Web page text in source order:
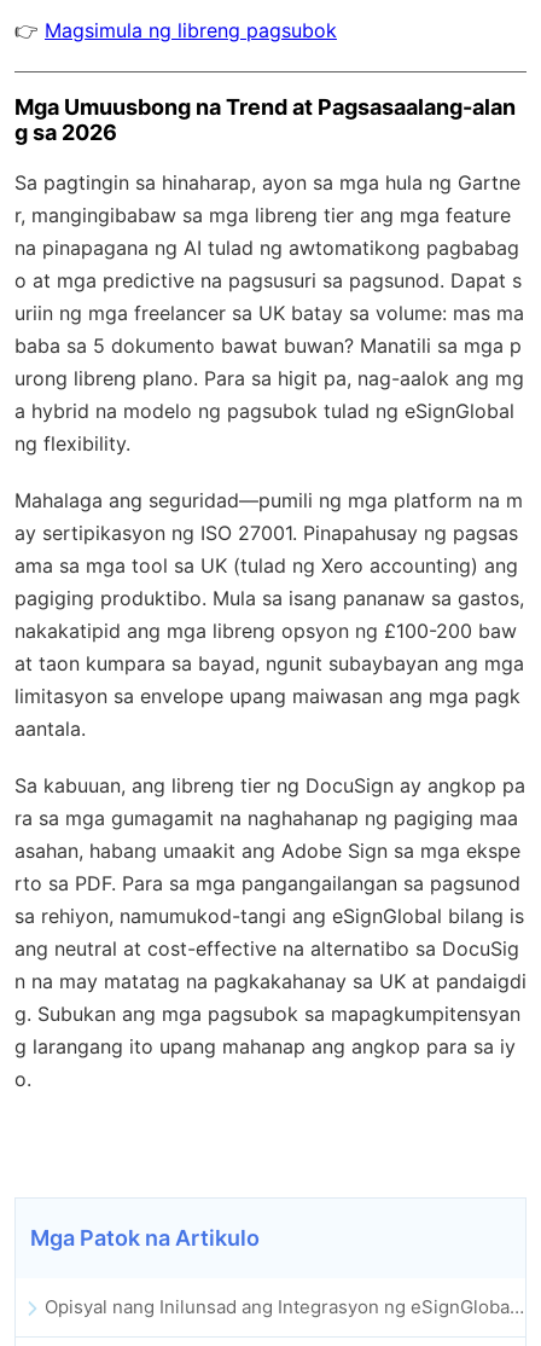
👉 Magsimula ng libreng pagsubok
Mga Umuusbong na Trend at Pagsasaalang-alan
g sa 2026
Sa pagtingin sa hinaharap, ayon sa mga hula ng Gartne
r, mangingibabaw sa mga libreng tier ang mga feature
na pinapagana ng AI tulad ng awtomatikong pagbabag
o at mga predictive na pagsusuri sa pagsunod. Dapat s
uriin ng mga freelancer sa UK batay sa volume: mas ma
baba sa 5 dokumento bawat buwan? Manatili sa mga p
urong libreng plano. Para sa higit pa, nag-aalok ang mg
a hybrid na modelo ng pagsubok tulad ng eSignGlobal
ng flexibility.
Mahalaga ang seguridad—pumili ng mga platform na m
ay sertipikasyon ng ISO 27001. Pinapahusay ng pagsas
ama sa mga tool sa UK (tulad ng Xero accounting) ang
pagiging produktibo. Mula sa isang pananaw sa gastos,
nakakatipid ang mga libreng opsyon ng £100-200 baw
at taon kumpara sa bayad, ngunit subaybayan ang mga
limitasyon sa envelope upang maiwasan ang mga pagk
aantala.
Sa kabuuan, ang libreng tier ng DocuSign ay angkop pa
ra sa mga gumagamit na naghahanap ng pagiging maa
asahan, habang umaakit ang Adobe Sign sa mga ekspe
rto sa PDF. Para sa mga pangangailangan sa pagsunod
sa rehiyon, namumukod-tangi ang eSignGlobal bilang is
ang neutral at cost-effective na alternatibo sa DocuSig
n na may matatag na pagkakahanay sa UK at pandaigdi
g. Subukan ang mga pagsubok sa mapagkumpitensyan
g larangang ito upang mahanap ang angkop para sa iy
o.
Mga Patok na Artikulo
Opisyal nang Inilunsad ang Integrasyon ng eSignGlobal sa Lark Multi-dimensional Table: Buong Awtomatiko ang Pagpirma at Pag-archive ng Elektronikong Kontrata